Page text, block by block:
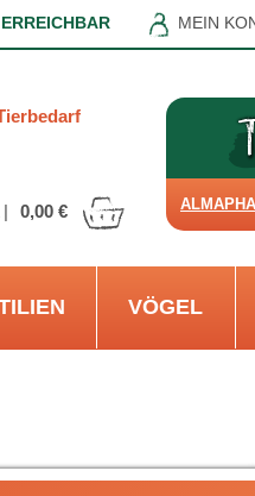
MEIN
0,00 €
VÖGEL